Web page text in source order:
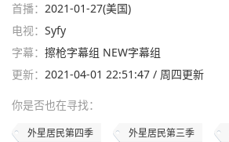
首播： 2021-01-27(美国)
电视： Syfy
字幕： 擦枪字幕组 NEW字幕组
更新： 2021-04-01 22:51:47 / 周四更新
你是否也在寻找：
外星居民第四季 外星居民第三季